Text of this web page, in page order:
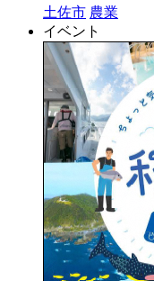
土佐市 農業
イベント